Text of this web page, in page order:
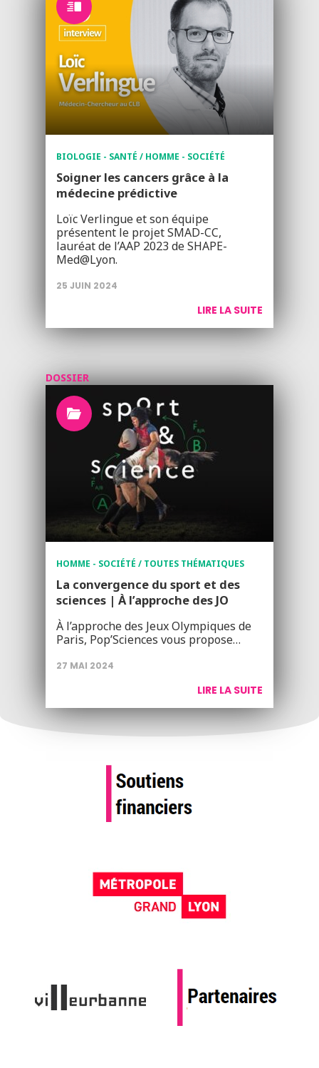
BIOLOGIE - SANTÉ / HOMME - SOCIÉTÉ
Soigner les cancers grâce à la
médecine prédictive
Loïc Verlingue et son équipe
présentent le projet SMAD-CC,
lauréat de l’AAP 2023 de SHAPE-
Med@Lyon.
25 JUIN 2024
LIRE LA SUITE
DOSSIER
HOMME - SOCIÉTÉ / TOUTES THÉMATIQUES
La convergence du sport et des
sciences | À l’approche des JO
À l’approche des Jeux Olympiques de
Paris, Pop’Sciences vous propose…
27 MAI 2024
LIRE LA SUITE